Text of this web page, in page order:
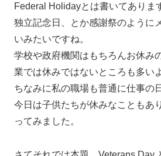
Federal Holidayとは書いてありま
独立記念日、とか感謝祭のように
いみたいですね。
学校や政府機関はもちろんお休み
業では休みではないところも多い
ちなみに私の職場も普通に仕事の
今日は子供たちが休みなこともあ
ってみました。